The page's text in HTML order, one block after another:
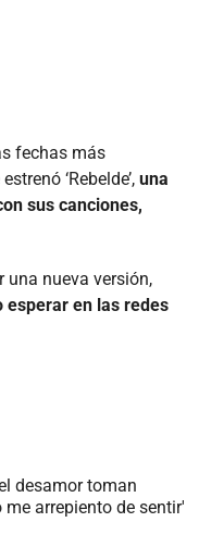
fechas más
‘Rebelde’, una
sus canciones,
una nueva versión,
esperar en las redes
desamor toman
arrepiento de sentir'